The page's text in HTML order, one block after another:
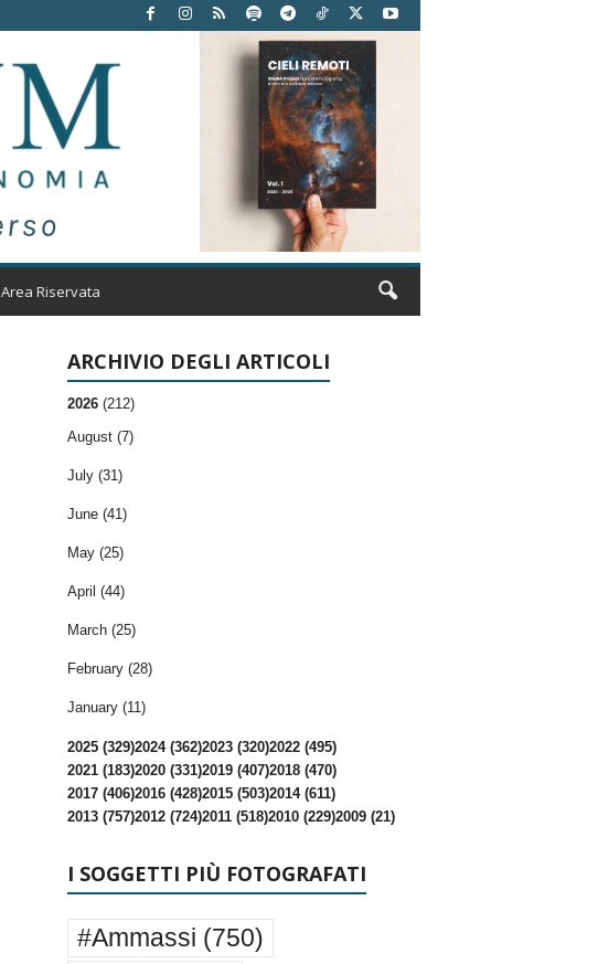
Area Riservata
ARCHIVIO DEGLI ARTICOLI
2026 (212)
August (7)
July (31)
June (41)
May (25)
April (44)
March (25)
February (28)
January (11)
2025 (329)2024 (362)2023 (320)2022 (495)
2021 (183)2020 (331)2019 (407)2018 (470)
2017 (406)2016 (428)2015 (503)2014 (611)
2013 (757)2012 (724)2011 (518)2010 (229)2009 (21)
I SOGGETTI PIÙ FOTOGRAFATI
#Ammassi (750)